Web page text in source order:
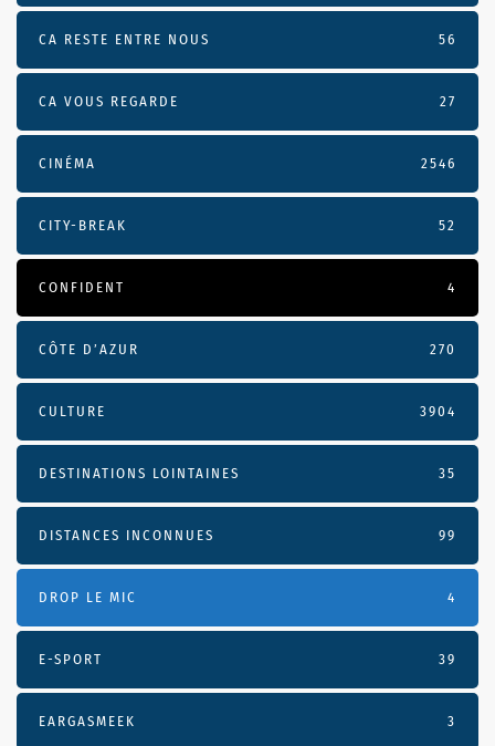
CA RESTE ENTRE NOUS 56
CA VOUS REGARDE 27
CINÉMA 2546
CITY-BREAK 52
CONFIDENT 4
CÔTE D’AZUR 270
CULTURE 3904
DESTINATIONS LOINTAINES 35
DISTANCES INCONNUES 99
DROP LE MIC 4
E-SPORT 39
EARGASMEEK 3